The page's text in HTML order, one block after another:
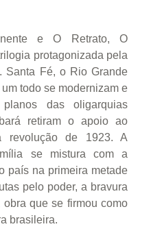
e O Retrato, O
protagonizada pela
Santa Fé, o Rio Grande
todo se modernizam e
das oligarquias
retiram o apoio ao
revolução de 1923. A
se mistura com a
país na primeira metade
pelo poder, a bravura
que se firmou como
brasileira.